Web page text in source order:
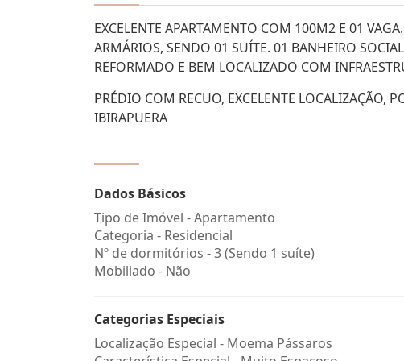
EXCELENTE APARTAMENTO COM 100M2 E 01
ARMÁRIOS, SENDO 01 SUÍTE. 01 BANHEIRO
REFORMADO E BEM LOCALIZADO COM
PRÉDIO COM RECUO, EXCELENTE LOCALIZAÇÃO,
IBIRAPUERA
Dados Básicos
Tipo de Imóvel - Apartamento
Categoria - Residencial
Nº de dormitórios - 3 (Sendo 1 suíte)
Mobiliado - Não
Categorias Especiais
Localização Especial - Moema Pássaros